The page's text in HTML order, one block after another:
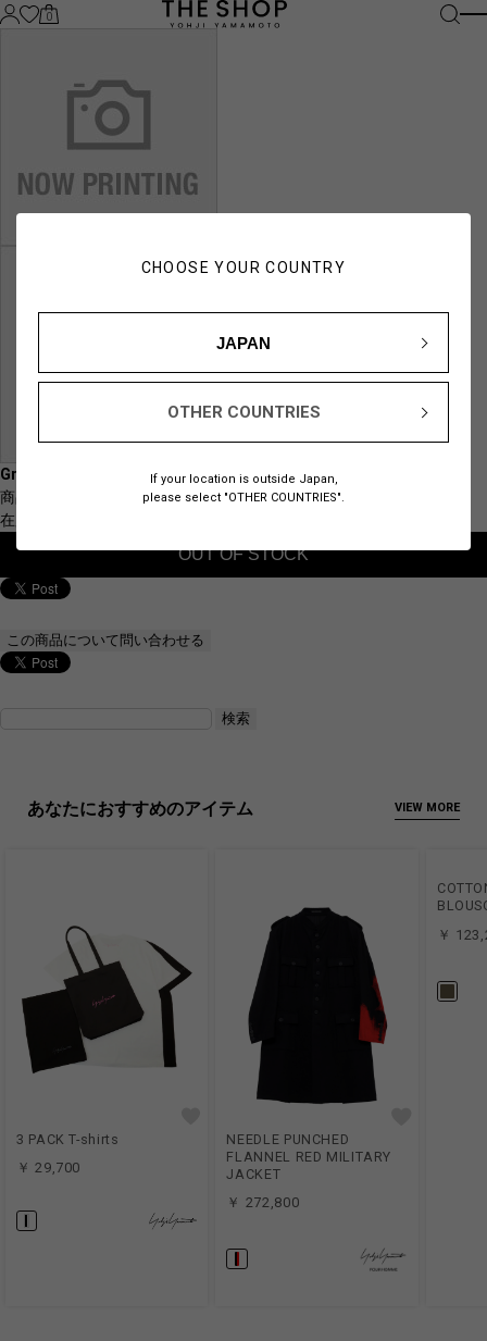
CHOOSE YOUR COUNTRY
JAPAN
OTHER COUNTRIES
If your location is outside Japan,
please select "OTHER COUNTRIES".
0
Ground Y AUTUMN / WINTER 2024-25 Collection Book
商品コード：3D-DDD-DDD-D-DD
在庫:0
あなたにおすすめのアイテム VIEW MORE
3 PACK T-shirts
￥ 29,700
NEEDLE PUNCHED
FLANNEL RED MILITARY
JACKET
￥ 272,800
￥